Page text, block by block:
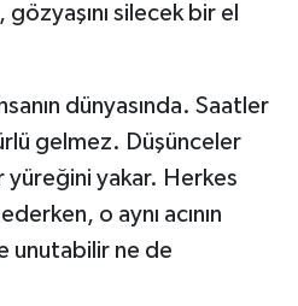
silecek bir el
dünyasında. Saatler
gelmez. Düşünceler
yüreğini yakar. Herkes
o aynı acının
unutabilir ne de